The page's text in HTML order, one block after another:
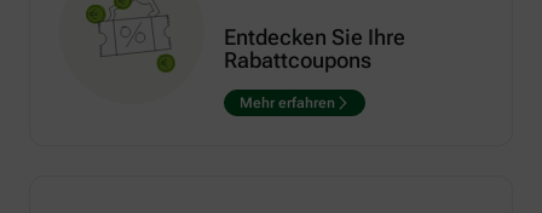
Entdecken Sie Ihre
Rabattcoupons
Mehr erfahren